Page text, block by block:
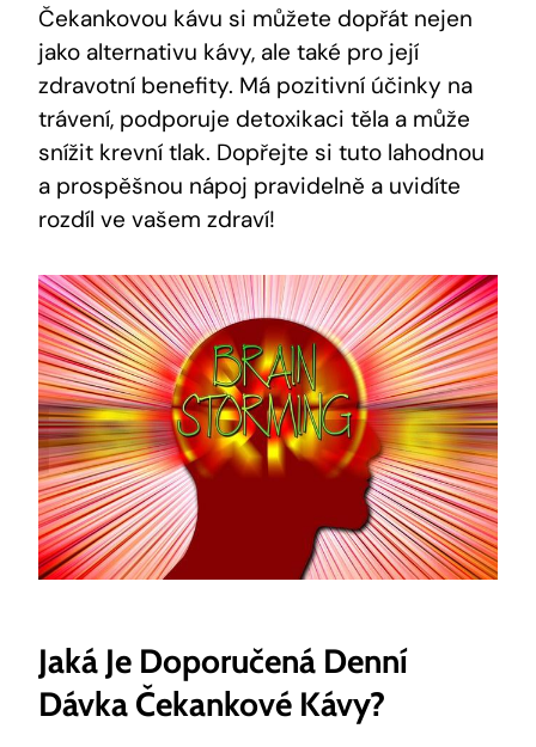
Čekankovou kávu si můžete dopřát nejen
jako alternativu kávy, ale také pro její
zdravotní benefity. Má pozitivní účinky na
trávení, podporuje detoxikaci těla a může
snížit krevní tlak. Dopřejte si tuto lahodnou
a prospěšnou nápoj pravidelně a uvidíte
rozdíl ve vašem zdraví!
Jaká Je Doporučená Denní
Dávka Čekankové Kávy?